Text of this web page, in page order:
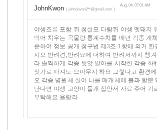
JohnKwon ( john.kwon2**@gmail.com )
Aug, 04, 07:01 AM
야생조류 포함 쥐 청설모 다람쥐 야생 멧돼지
먹어 치우는 곡물량 통계수치를 매년 각종 개
준하여 정보 공개 청구법 제3조 1항에 의거 환
시오 반려견,반려묘에 더하여 반려서까지 챙
라 솔찍하게 각종 씻앗 발아를 시작한 각종 화
싯가로 따져도 으마무시 하요 그렇다고 환경
오 각종 병원체 실어 나를 매개체에 불과 할뿐
난다면 야생 고양이 들개 집안서 사료 주어 기
부탁해요 을랄라